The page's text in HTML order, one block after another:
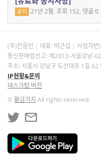
공지 21년 2월, 조회 152, 댓글 0
(주)민음인 대표: 박근섭 사업자번
통신판매업신고: 제2013-서울강남-
주소: 서울시 강남구 도산대로 1길 62
IP현황&문의
데스크탑 버전
©황금가지 All rights reserved.